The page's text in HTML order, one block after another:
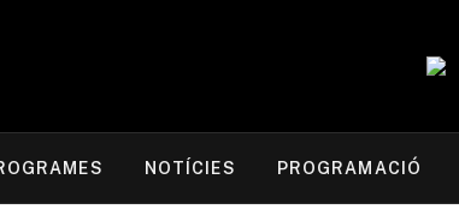
NOTÍCIES PROGRAMACIÓ